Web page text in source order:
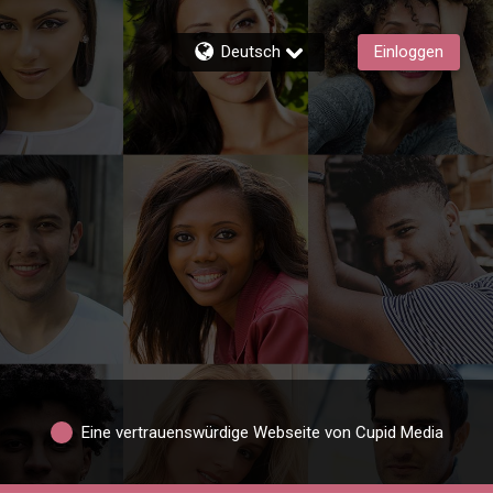
Deutsch Einloggen
Eine vertrauenswürdige Webseite von Cupid Media